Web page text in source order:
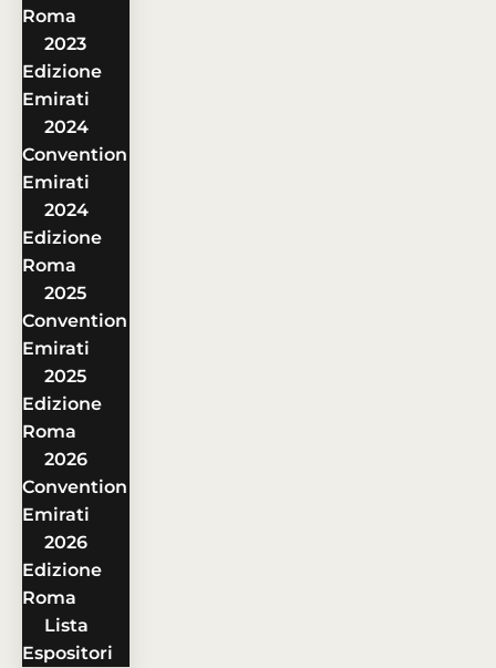
Roma
2023
Edizione
Emirati
2024
Convention
Emirati
2024
Edizione
Roma
2025
Convention
Emirati
2025
Edizione
Roma
2026
Convention
Emirati
2026
Edizione
Roma
Lista
Espositori